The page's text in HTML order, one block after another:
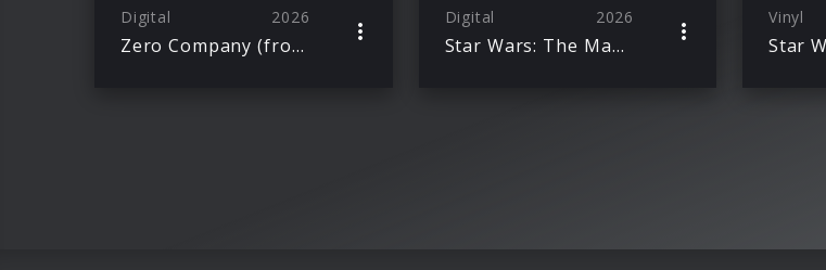
Digital 2026
Zero Company (from “Star Wars: Zero Company”)
Digital 2026
Star Wars: The Mandalorian and Grogu (Original Motion Picture Soundtrack)
Vinyl